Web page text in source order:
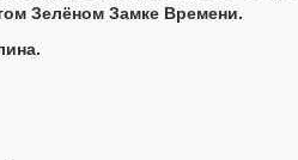
Зелёном Замке Времени.